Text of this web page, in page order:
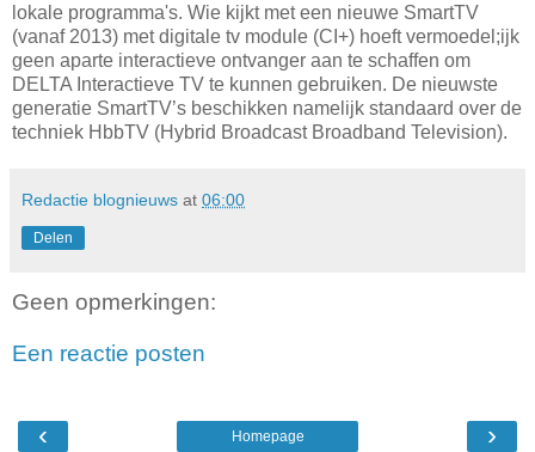
lokale programma's. Wie kijkt met een nieuwe SmartTV
(vanaf 2013) met digitale tv module (CI+) hoeft vermoedel;ijk
geen aparte interactieve ontvanger aan te schaffen om
DELTA Interactieve TV te kunnen gebruiken. De nieuwste
generatie SmartTV’s beschikken namelijk standaard over de
techniek HbbTV (Hybrid Broadcast Broadband Television).
Redactie blognieuws at 06:00
Delen
Geen opmerkingen:
Een reactie posten
‹ ›
Homepage